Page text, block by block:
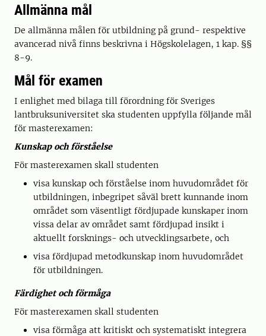
Allmänna mål
De allmänna målen för utbildning på grund- respektive
avancerad nivå finns beskrivna i Högskolelagen, 1 kap. §§
8-9.
Mål för examen
I enlighet med bilaga till förordning för Sveriges
lantbruksuniversitet ska studenten uppfylla följande mål
för masterexamen:
Kunskap och förståelse
För masterexamen skall studenten
visa kunskap och förståelse inom huvudområdet för
utbildningen, inbegripet såväl brett kunnande inom
området som väsentligt fördjupade kunskaper inom
vissa delar av området samt fördjupad insikt i
aktuellt forsknings- och utvecklingsarbete, och
visa fördjupad metodkunskap inom huvudområdet
för utbildningen.
Färdighet och förmåga
För masterexamen skall studenten
visa förmåga att kritiskt och systematiskt integrera